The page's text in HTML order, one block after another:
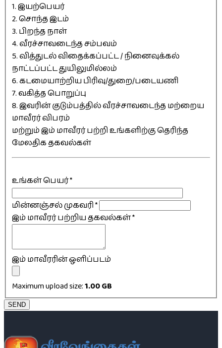
1. இயற்பெயர்
2. சொந்த இடம்
3. பிறந்த நாள்
4. வீரச்சாவடைந்த சம்பவம்
5. வித்துடல் விதைக்கப்பட்ட / நினைவுக்கல்
நாட்டப்பட்ட துயிலுமில்லம்
6. கடமையாற்றிய பிரிவு/துறை/படையணி
7. வகித்த பொறுப்பு
8. இவரின் குடும்பத்தில் வீரச்சாவடைந்த மற்றைய
மாவீரர் விபரம்
மற்றும் இம் மாவீரர் பற்றி உங்களிற்கு தெரிந்த
மேலதிக தகவல்கள்
உங்கள் பெயர்*
மின்னஞ்சல் முகவரி*
இம் மாவீரர் பற்றிய தகவல்கள்*
இம் மாவீரரின் ஒளிப்படம்
Maximum upload size:1.00 GB
SEND